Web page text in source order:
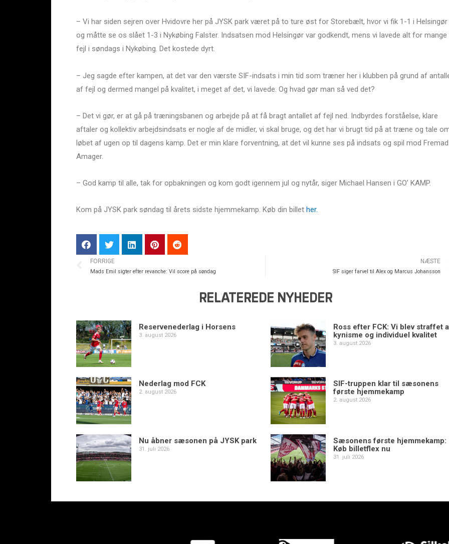
– Vi har siden sejren over Hvidovre her på JYSK park været på to ture øst for Storebælt, hvor vi fik 1-1 i Helsingør
og måtte se os slået 1-3 i Nykøbing Falster. Indsatsen mod Helsingør var godkendt, mens vi lavede alt for mange
fejl i søndags i Nykøbing. Det kostede dyrt.
– Jeg sagde efter kampen, at det var den værste SIF-indsats i min tid som træner her i klubben på grund af
af fejl og dermed mangel på kvalitet, i meget af det, vi lavede. Og hvad gør man så ved det?
– Det vi gør, er at gå på træningsbanen og arbejde på at få bragt antallet af fejl ned. Indbyrdes forståelse, klare
aftaler og kollektiv arbejdsindsats er nogle af de midler, vi skal bruge, og det har vi brugt tid på at træne og tale
løbet af ugen op til dagens kamp. Det er min klare forventning, at det vil kunne ses på indsats og spil mod Fremad
Amager.
– God kamp til alle, tak for opbakningen og kom godt igennem jul og nytår, siger Michael Hansen i GO’ KAMP.
Kom på JYSK park søndag til årets sidste hjemmekamp. Køb din billet her.
FORRIGE
Mads Emil sigter efter revanche: Vil score på søndag
NÆSTE
SIF siger farvel til Alex og Marcus Johansson
RELATEREDE NYHEDER
Reservenederlag i Horsens
3. august 2026
Ross efter FCK: Vi blev straffet
kynisme og individuel kvalitet
3. august 2026
Nederlag mod FCK
2. august 2026
SIF-truppen klar til sæsonens
første hjemmekamp
2. august 2026
Nu åbner sæsonen på JYSK park
31. juli 2026
Sæsonens første hjemmekamp:
Køb billetflex nu
31. juli 2026